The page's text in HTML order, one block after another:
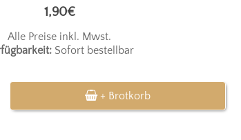
1,90€
Alle Preise inkl. Mwst.
Sofort bestellbar
+ Brotkorb